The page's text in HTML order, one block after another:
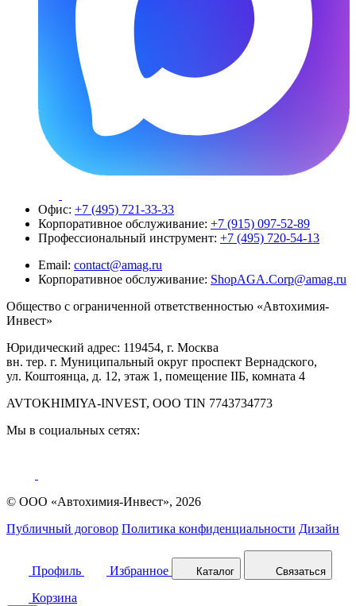
Офис: +7 (495) 721-33-33
Корпоративное обслуживание: +7 (915) 097-52-89
Профессиональный инструмент: +7 (495) 720-54-13
Email: contact@amag.ru
Корпоративное обслуживание: ShopAGA.Corp@amag.ru
Общество с ограниченной ответственностью «Автохимия-
Инвест»
Юридический адрес: 119454, г. Москва
вн. тер. г. Муниципальный округ проспект Вернадского,
ул. Коштоянца, д. 12, этаж 1, помещение IIБ, комната 4
AVTOKHIMIYA-INVEST, OOO TIN 7743734773
Мы в социальных сетях:
© ООО «Автохимия-Инвест», 2026
Публичный договор Политика конфиденциальности Дизайн
Профиль Избранное Каталог Связаться
Корзина